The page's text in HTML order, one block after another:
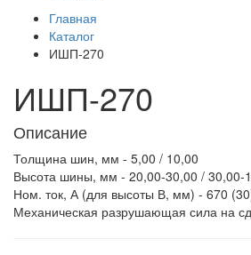
Главная
Каталог
ИШП-270
ИШП-270
Описание
Толщина шин, мм - 5,00 / 10,00
Высота шины, мм - 20,00-30,00 / 30,00-
Ном. ток, А (для высоты В, мм) - 670
Механическая разрушающая сила на